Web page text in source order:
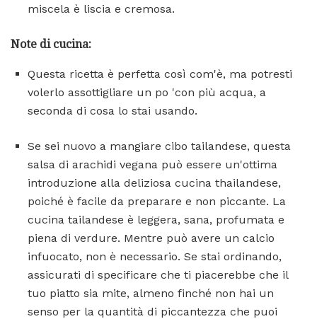
miscela è liscia e cremosa.
Note di cucina:
Questa ricetta è perfetta così com'è, ma potresti
volerlo assottigliare un po 'con più acqua, a
seconda di cosa lo stai usando.
Se sei nuovo a mangiare cibo tailandese, questa
salsa di arachidi vegana può essere un'ottima
introduzione alla deliziosa cucina thailandese,
poiché è facile da preparare e non piccante. La
cucina tailandese è leggera, sana, profumata e
piena di verdure. Mentre può avere un calcio
infuocato, non è necessario. Se stai ordinando,
assicurati di specificare che ti piacerebbe che il
tuo piatto sia mite, almeno finché non hai un
senso per la quantità di piccantezza che puoi